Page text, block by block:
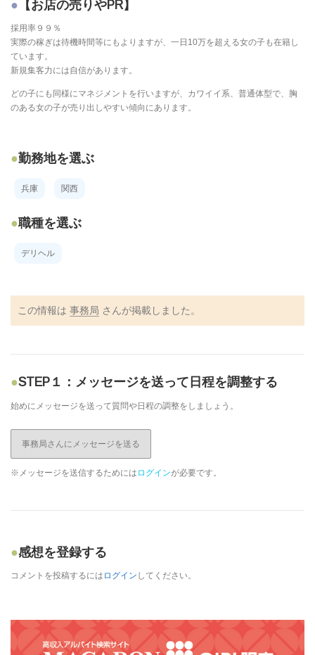
【お店の売りやPR】
採用率９９％
実際の稼ぎは待機時間等にもよりますが、一日10万を超える女の子も在籍し
ています。
新規集客力には自信があります。
どの子にも同様にマネジメントを行いますが、カワイイ系、普通体型で、胸
のある女の子が売り出しやすい傾向にあります。
勤務地を選ぶ
兵庫 関西
職種を選ぶ
デリヘル
この情報は 事務局 さんが掲載しました。
STEP１：メッセージを送って日程を調整する
始めにメッセージを送って質問や日程の調整をしましょう。
事務局さんにメッセージを送る
※メッセージを送信するためには ログインが必要です。
感想を登録する
コメントを投稿するには ログイン してください。